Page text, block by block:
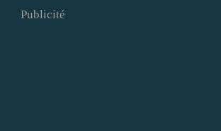
Publicité